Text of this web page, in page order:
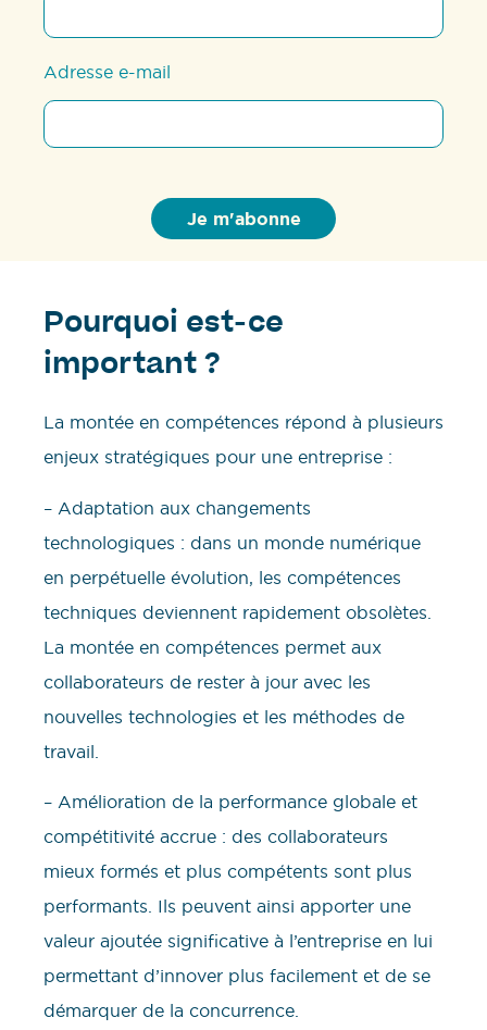
Adresse e-mail
Pourquoi est-ce
important ?
La montée en compétences répond à plusieurs
enjeux stratégiques pour une entreprise :
– Adaptation aux changements
technologiques : dans un monde numérique
en perpétuelle évolution, les compétences
techniques deviennent rapidement obsolètes.
La montée en compétences permet aux
collaborateurs de rester à jour avec les
nouvelles technologies et les méthodes de
travail.
– Amélioration de la performance globale et
compétitivité accrue : des collaborateurs
mieux formés et plus compétents sont plus
performants. Ils peuvent ainsi apporter une
valeur ajoutée significative à l’entreprise en lui
permettant d’innover plus facilement et de se
démarquer de la concurrence.